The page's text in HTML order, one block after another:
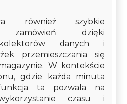
również szybkie
zamówień dzięki
danych i
przemieszczania się
W kontekście
gdzie każda minuta
ta pozwala na
czasu i